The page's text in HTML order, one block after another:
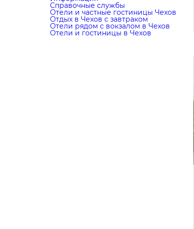
Справочные службы
Отели и частные гостиницы Чехов
Отдых в Чехов с завтраком
Отели рядом с вокзалом в Чехов
Отели и гостиницы в Чехов